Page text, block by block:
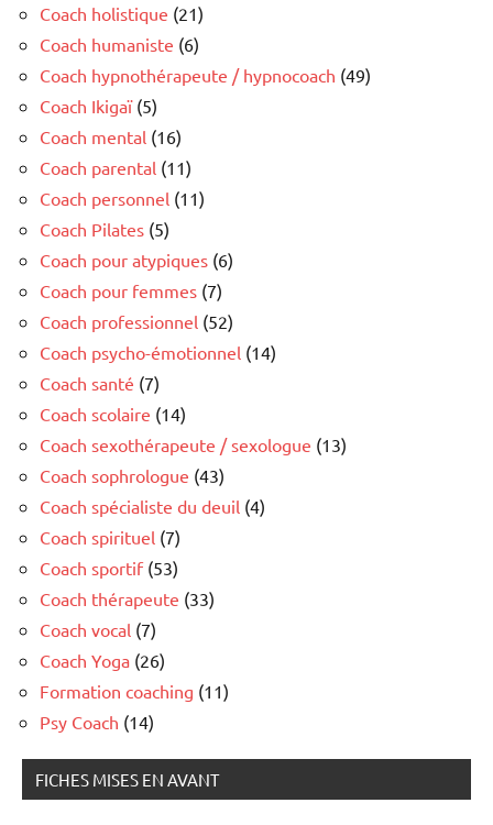
Coach holistique (21)
Coach humaniste (6)
Coach hypnothérapeute / hypnocoach (49)
Coach Ikigaï(5)
Coach mental (16)
Coach parental (11)
Coach personnel (11)
Coach Pilates (5)
Coach pour atypiques (6)
Coach pour femmes (7)
Coach professionnel (52)
Coach psycho-émotionnel (14)
Coach santé (7)
Coach scolaire (14)
Coach sexothérapeute / sexologue (13)
Coach sophrologue (43)
Coach spécialiste du deuil (4)
Coach spirituel (7)
Coach sportif(53)
Coach thérapeute (33)
Coach vocal (7)
Coach Yoga (26)
Formation coaching (11)
Psy Coach (14)
FICHES MISES EN AVANT